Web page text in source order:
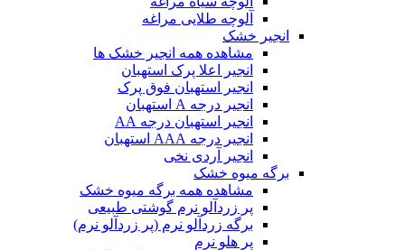
آلوچه طلایی مراغه
انجیر خشک
مشاهده همه انجیر خشک ها
انجیر اعلا پرک استهبان
انجیر استهبان فوق پرک
انجیر درجه A استهبان
انجیر استهبان درجه AA
انجیر درجه AAA استهبان
انجیر آردی نخی
برگه میوه خشک
مشاهده همه برگه میوه خشک
پر زردآلو نرم گوشتی طبیعی
برگه زردآلو نرم (پر زردآلو نرم)
پر هلو نرم